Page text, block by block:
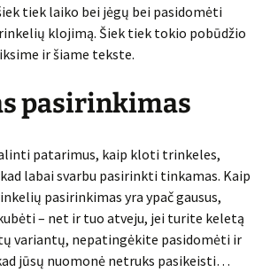
tiek laiko bei jėgų bei pasidomėti
klojimą. Šiek tiek tokio pobūdžio
ir šiame tekste.
pasirinkimas
patarimus, kaip kloti trinkeles,
labai svarbu pasirinkti tinkamas. Kaip
pasirinkimas yra ypač gausus,
– net ir tuo atveju, jei turite keletą
variantų, nepatingėkite pasidomėti ir
jūsų nuomonė netruks pasikeisti…